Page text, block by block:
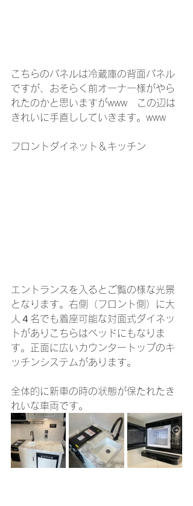
こちらのパネルは冷蔵庫の背面パネル
ですが、おそらく前オーナー様がやら
れたのかと思いますがwww　この辺は
きれいに手直ししていきます。www
フロントダイネット＆キッチン
エントランスを入るとご覧の様な光景
となります。右側（フロント側）に大
人４名でも着座可能な対面式ダイネッ
トがありこちらはベッドにもなりま
す。正面に広いカウンタートップのキ
ッチンシステムがあります。
全体的に新車の時の状態が保たれたき
れいな車両です。